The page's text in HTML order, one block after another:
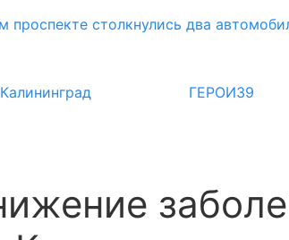
проспекте столкнулись два
ГЕРОИ39